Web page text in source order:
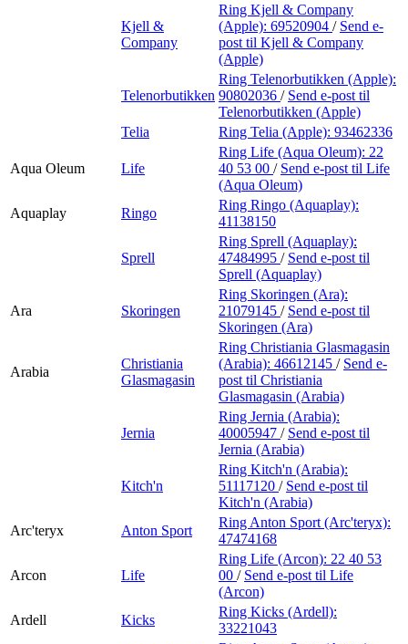
Kjell &
Company
Ring Kjell & Company
(Apple): 69520904 / Send e-
post til Kjell & Company
(Apple)
Telenorbutikken
Ring Telenorbutikken (Apple):
90802036 / Send e-post til
Telenorbutikken (Apple)
Telia
Ring Telia (Apple): 93462336
Aqua Oleum Life
Ring Life (Aqua Oleum): 22
40 53 00 / Send e-post til Life
(Aqua Oleum)
Aquaplay
Ringo
Ring Ringo (Aquaplay):
41138150
Sprell
Ring Sprell (Aquaplay):
47484995 / Send e-post til
Sprell (Aquaplay)
Ara Skoringen
Ring Skoringen (Ara):
21079145 / Send e-post til
Skoringen (Ara)
Arabia
Christiania
Glasmagasin
Ring Christiania Glasmagasin
(Arabia): 46612145 / Send e-
post til Christiania
Glasmagasin (Arabia)
Jernia
Ring Jernia (Arabia):
40005947 / Send e-post til
Jernia (Arabia)
Kitch'n
Ring Kitch'n (Arabia):
51117120 / Send e-post til
Kitch'n (Arabia)
Arc'teryx
Anton Sport
Ring Anton Sport (Arc'teryx):
47474168
Arcon Life
Ring Life (Arcon): 22 40 53
00 / Send e-post til Life
(Arcon)
Ardell
Kicks
Ring Kicks (Ardell):
33221043